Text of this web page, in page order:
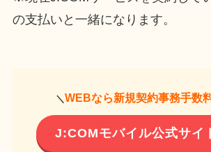
の支払いと一緒になります。
＼WEBなら新規契約事務手数
J:COMモバイル公式サイ